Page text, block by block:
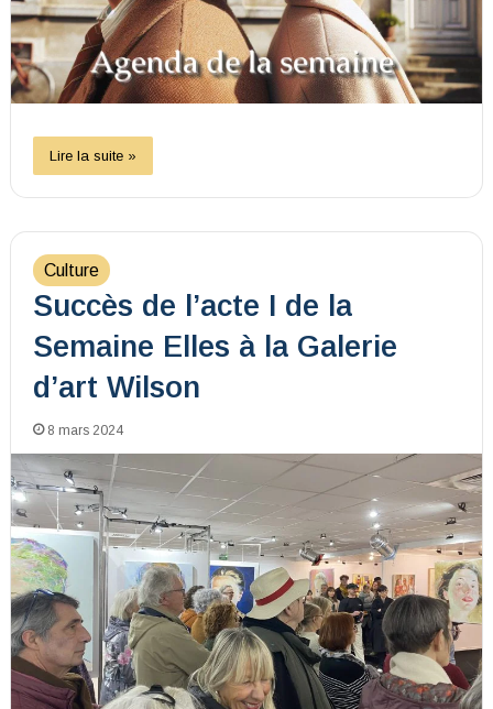
Lire la suite »
Culture
Succès de l’acte I de la
Semaine Elles à la Galerie
d’art Wilson
8 mars 2024